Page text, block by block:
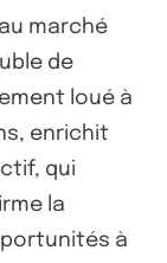
marché
de
loué à
enrichit
qui
la
à